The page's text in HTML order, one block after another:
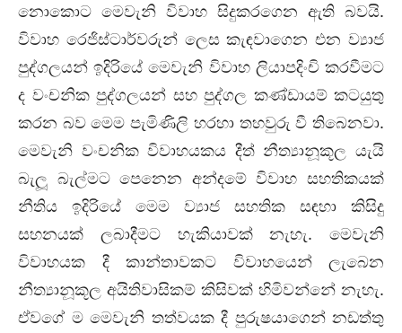
නොකොට මෙවැනි විවාහ සිදුකරගෙන ඇති බවයි.
විවාහ රෙජිස්ටාර්වරුන් ලෙස කැඳවාගෙන එන ව්‍යාජ
පුද්ගලයන් ඉදිරියේ මෙවැනි විවාහ ලියාපදිංචි කරවීමට
ද වංචනික පුද්ගලයන් සහ පුද්ගල කණ්ඩායම් කටයුතු
කරන බව මෙම පැමිණිලි හරහා තහවුරු වී තිබෙනවා.
මෙවැනි වංචනික විවාහයකය දීත් නීත්‍යානූකූල යැයි
බැලූ බැල්මට පෙනෙන අන්දමේ විවාහ සහතිකයක්
නීතිය ඉදිරියේ මෙම ව්‍යාජ සහතික සඳහා කිසිදු
සහනයක් ලබාදීමට හැකියාවක් නැහැ. මෙවැනි
විවාහයක දී කාන්තාවකට විවාහයෙන් ලැබෙන
නීත්‍යානූකූල අයිතිවාසිකම් කිසිවක් හිමිවන්නේ නැහැ.
ඒවගේ ම මෙවැනි තත්වයක දී පුරුෂයාගෙන් නඩත්තු